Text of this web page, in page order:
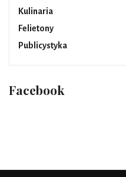
Kulinaria
Felietony
Publicystyka
Facebook